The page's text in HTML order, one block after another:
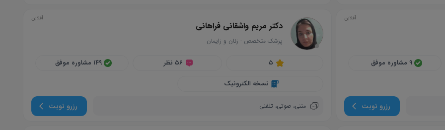
آفلاین
۹ مشاوره موفق
رزرو نوبت
circle
دکتر مریم واشقانی فراهانی
پزشک متخصص - زنان و زایمان
آفلاین
۵ ۵۶ نظر
۱۴۹ مشاوره موفق
نسخه الکترونیک
متنی، صوتی، تلفنی رزرو نوبت